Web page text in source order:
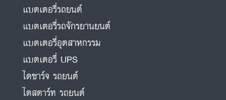
แบตเตอรี่รถยนต์
แบตเตอรี่รถจักรยานยนต์
แบตเตอรี่อุตสาหกรรม
แบตเตอรี่ UPS
ไดชาร์จ รถยนต์
ไดสตาร์ท รถยนต์